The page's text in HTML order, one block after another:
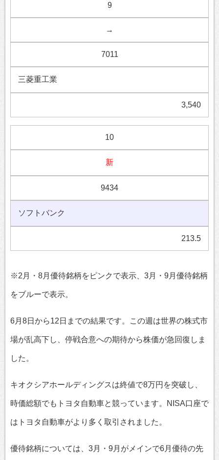
9
→
7011
三菱重工業
3,540
10
新
9434
ソフトバンク
213.5
※2月・8月優待銘柄をピンクで表示、3月・9月優待銘柄
をブルーで表示。
6月8日から12日までの結果です。この週は世界の株式市
場が乱高下し、停戦合意への期待から株価が急回復しま
した。
キオクシアホールディングスは終値で8万円を突破し、
時価総額でもトヨタ自動車と競っています。NISA口座で
はトヨタ自動車がより多く取引されました。
優待銘柄については、3月・9月がメインで6月優待の先